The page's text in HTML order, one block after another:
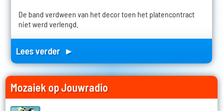
De band verdween van het decor toen het platencontract
niet werd verlengd.
Lees verder ►
Mozaiek op Jouwradio